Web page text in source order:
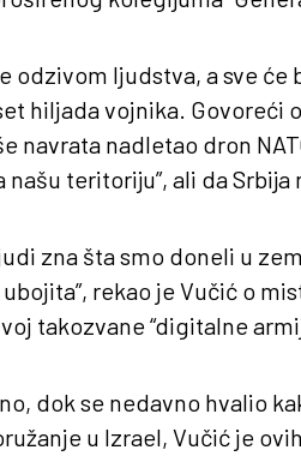
odzivom ljudstva, a sve
hiljada vojnika. Govoreći
navrata nadletao dron
našu teritoriju”, ali da Srbija
zna šta smo doneli u
rekao je Vučić o
takozvane “digitalne
dok se nedavno hvalio
u Izrael, Vučić je